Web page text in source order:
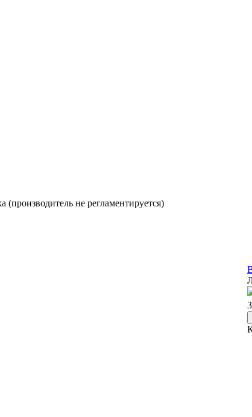
не регламентируется)